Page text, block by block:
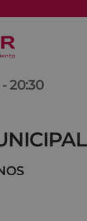
-20:30